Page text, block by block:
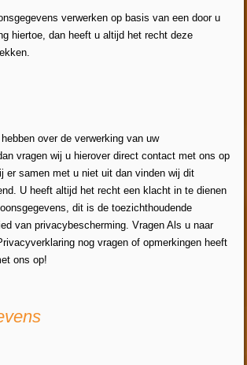
verwerken op basis van een door u
hiertoe, dan heeft u altijd het recht deze
over de verwerking van uw
vragen wij u hierover direct contact met ons op
er samen met u niet uit dan vinden wij dit
U heeft altijd het recht een klacht in te dienen
dit is de toezichthoudende
van privacybescherming. Vragen Als u naar
nog vragen of opmerkingen heeft
ons op!